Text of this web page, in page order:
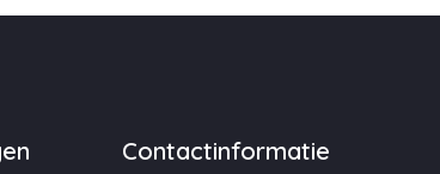
Contactinformatie